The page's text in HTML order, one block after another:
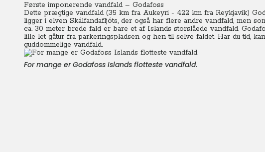
Første imponerende vandfald – Godafoss
Dette prægtige vandfald (35 km fra Aukeyri - 422 km fra Reykjavik)
ligger i elven Skálfandafljóts, der også har flere andre vandfald, men
ca. 30 meter brede fald er bare et af Islands storslåede vandfald.
lille let gåtur fra parkeringspladsen og hen til selve faldet. Har du tid,
guddommelige vandfald.
For mange er Godafoss Islands flotteste vandfald.